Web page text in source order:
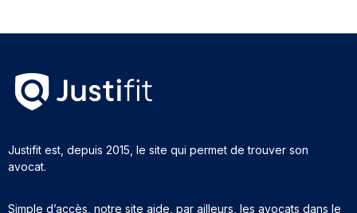
Justifit est, depuis 2015, le site qui permet de trouver son
avocat.
Simple d’accès, notre site aide, par ailleurs, les avocats dans le